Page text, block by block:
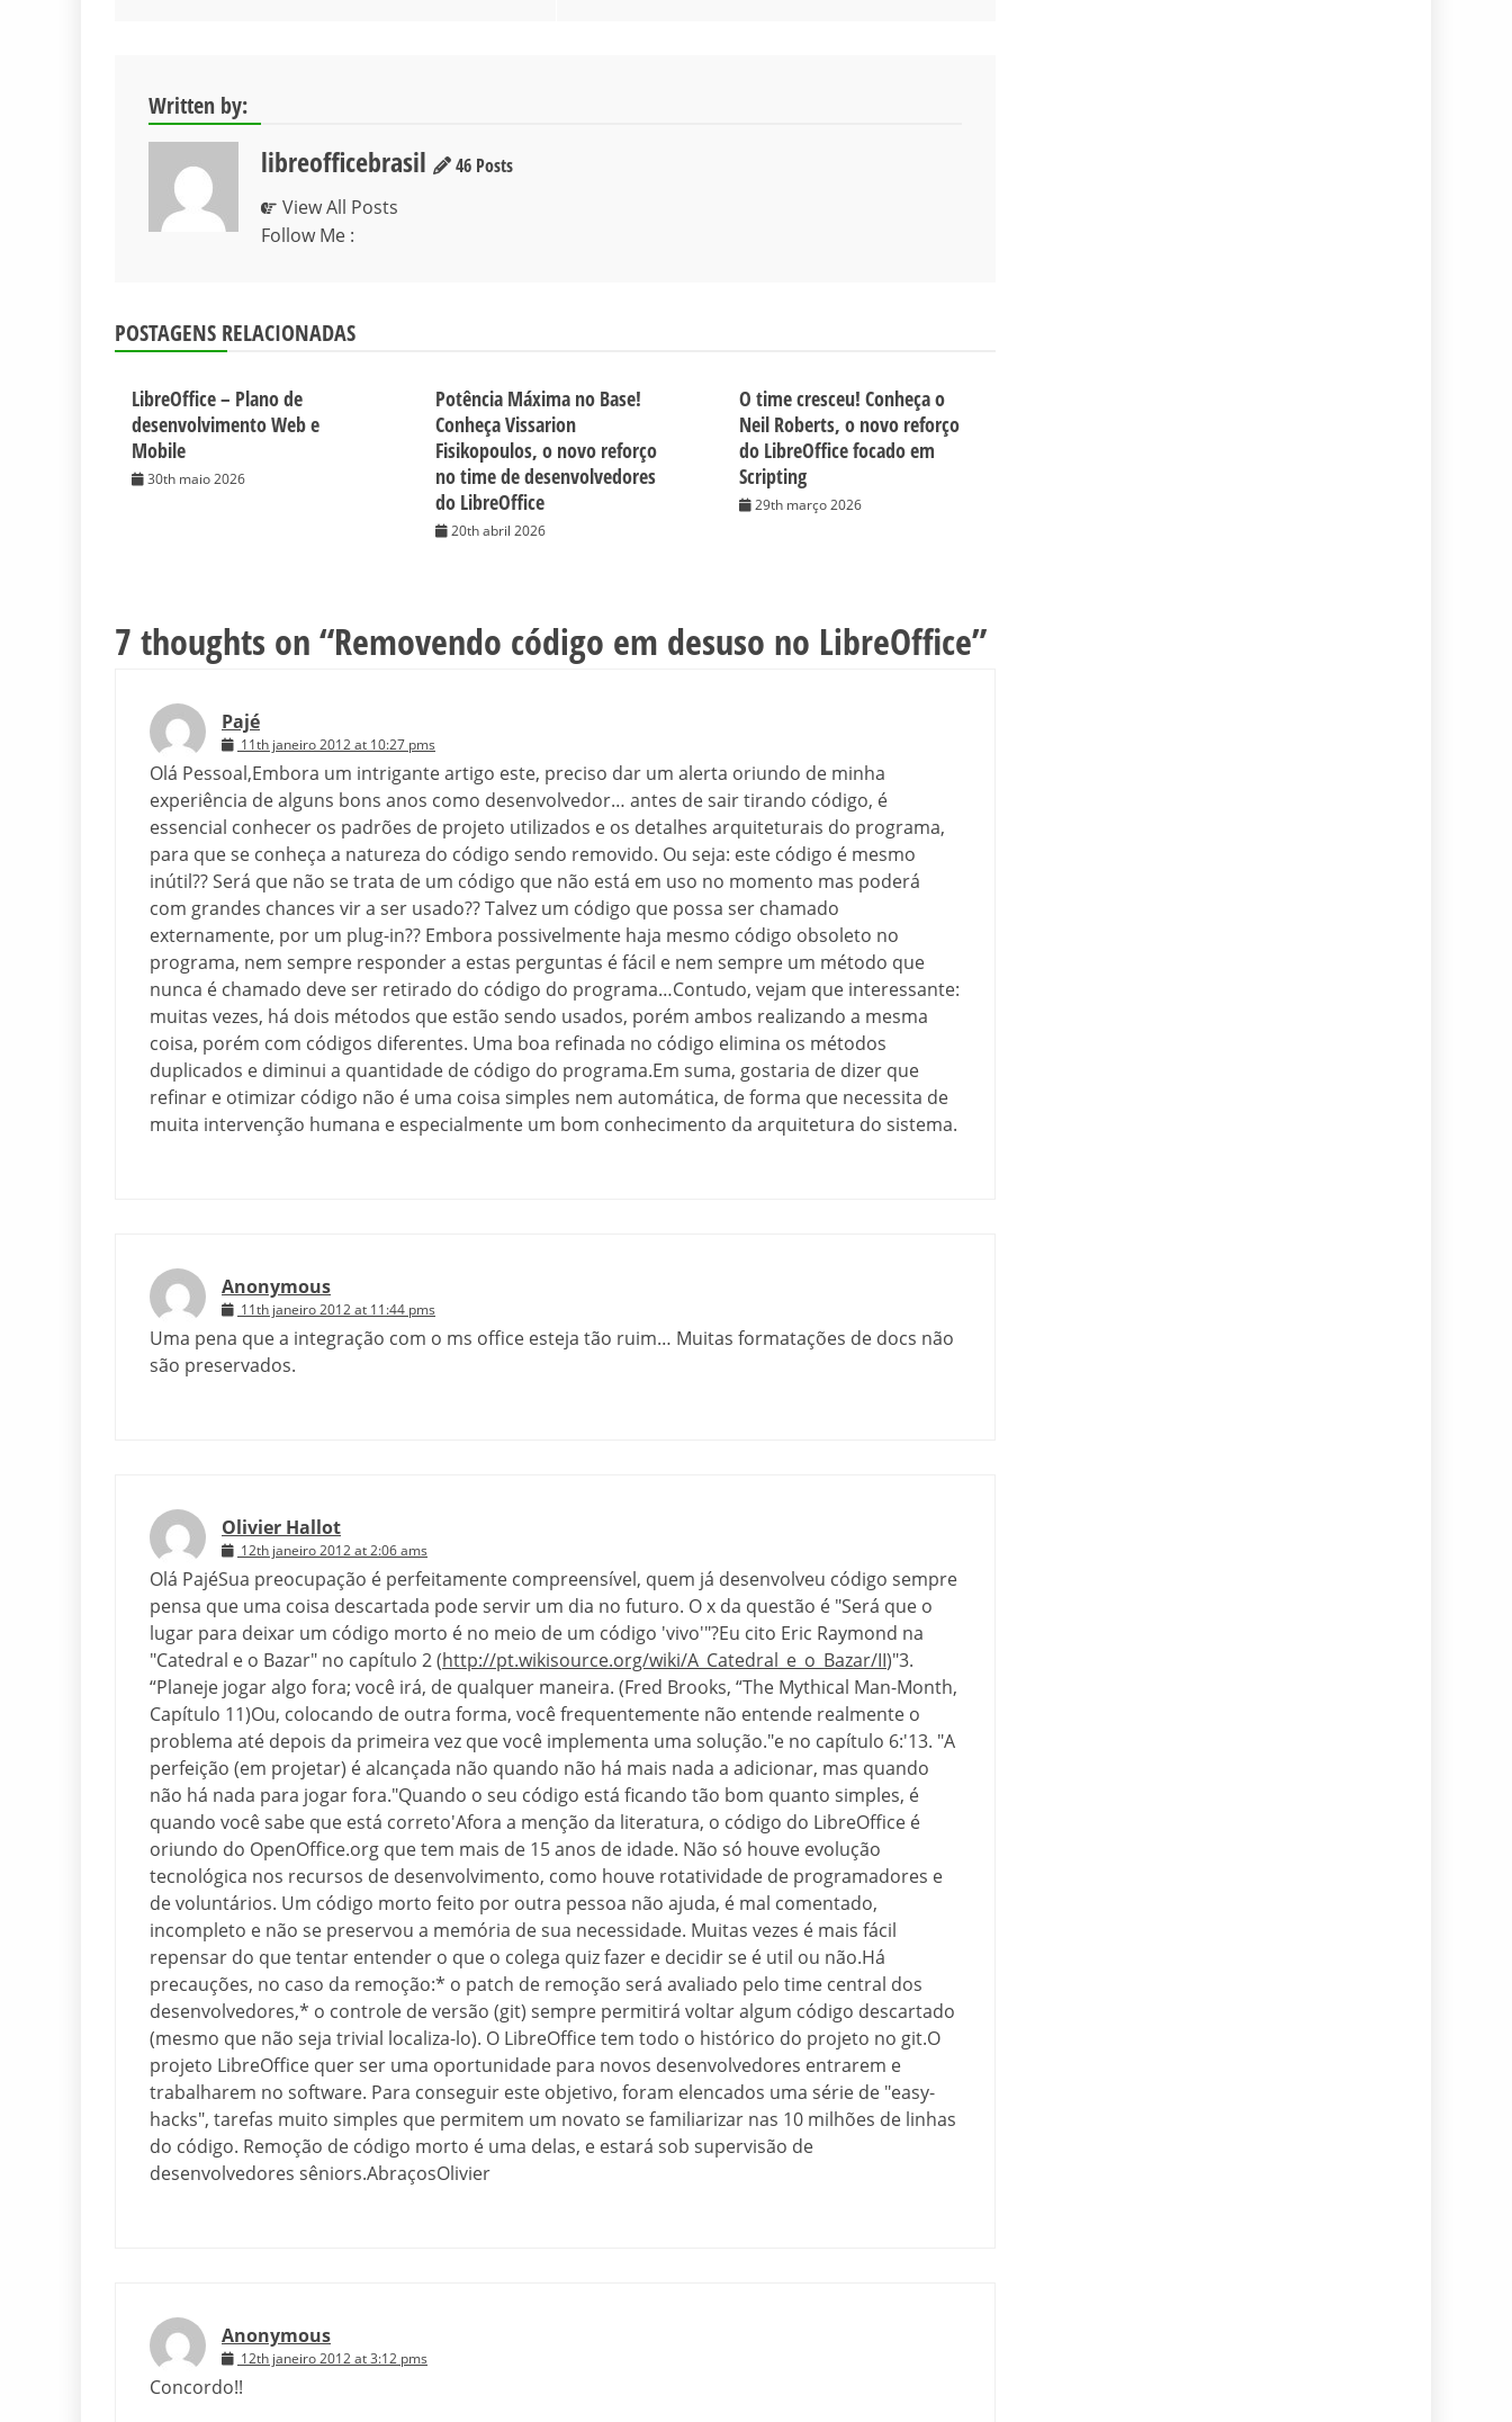
Written by:
libreofficebrasil
46 Posts
View All Posts
Follow Me :
POSTAGENS RELACIONADAS
LibreOffice – Plano de
desenvolvimento Web e
Mobile
30th maio 2026
Potência Máxima no Base!
Conheça Vissarion
Fisikopoulos, o novo reforço
no time de desenvolvedores
do LibreOffice
20th abril 2026
O time cresceu! Conheça o
Neil Roberts, o novo reforço
do LibreOffice focado em
Scripting
29th março 2026
7 thoughts on “Removendo código em desuso no LibreOffice”
Pajé
11th janeiro 2012 at 10:27 pms
Olá Pessoal,Embora um intrigante artigo este, preciso dar um alerta oriundo de minha
experiência de alguns bons anos como desenvolvedor… antes de sair tirando código, é
essencial conhecer os padrões de projeto utilizados e os detalhes arquiteturais do programa,
para que se conheça a natureza do código sendo removido. Ou seja: este código é mesmo
inútil?? Será que não se trata de um código que não está em uso no momento mas poderá
com grandes chances vir a ser usado?? Talvez um código que possa ser chamado
externamente, por um plug-in?? Embora possivelmente haja mesmo código obsoleto no
programa, nem sempre responder a estas perguntas é fácil e nem sempre um método que
nunca é chamado deve ser retirado do código do programa…Contudo, vejam que interessante:
muitas vezes, há dois métodos que estão sendo usados, porém ambos realizando a mesma
coisa, porém com códigos diferentes. Uma boa refinada no código elimina os métodos
duplicados e diminui a quantidade de código do programa.Em suma, gostaria de dizer que
refinar e otimizar código não é uma coisa simples nem automática, de forma que necessita de
muita intervenção humana e especialmente um bom conhecimento da arquitetura do sistema.
Anonymous
11th janeiro 2012 at 11:44 pms
Uma pena que a integração com o ms office esteja tão ruim… Muitas formatações de docs não
são preservados.
Olivier Hallot
12th janeiro 2012 at 2:06 ams
Olá PajéSua preocupação é perfeitamente compreensível, quem já desenvolveu código sempre
pensa que uma coisa descartada pode servir um dia no futuro. O x da questão é "Será que o
lugar para deixar um código morto é no meio de um código 'vivo'"?Eu cito Eric Raymond na
"Catedral e o Bazar" no capítulo 2 (http://pt.wikisource.org/wiki/A_Catedral_e_o_Bazar/II)"3.
“Planeje jogar algo fora; você irá, de qualquer maneira. (Fred Brooks, “The Mythical Man-Month,
Capítulo 11)Ou, colocando de outra forma, você frequentemente não entende realmente o
problema até depois da primeira vez que você implementa uma solução."e no capítulo 6:'13. "A
perfeição (em projetar) é alcançada não quando não há mais nada a adicionar, mas quando
não há nada para jogar fora."Quando o seu código está ficando tão bom quanto simples, é
quando você sabe que está correto'Afora a menção da literatura, o código do LibreOffice é
oriundo do OpenOffice.org que tem mais de 15 anos de idade. Não só houve evolução
tecnológica nos recursos de desenvolvimento, como houve rotatividade de programadores e
de voluntários. Um código morto feito por outra pessoa não ajuda, é mal comentado,
incompleto e não se preservou a memória de sua necessidade. Muitas vezes é mais fácil
repensar do que tentar entender o que o colega quiz fazer e decidir se é util ou não.Há
precauções, no caso da remoção:* o patch de remoção será avaliado pelo time central dos
desenvolvedores,* o controle de versão (git) sempre permitirá voltar algum código descartado
(mesmo que não seja trivial localiza-lo). O LibreOffice tem todo o histórico do projeto no git.O
projeto LibreOffice quer ser uma oportunidade para novos desenvolvedores entrarem e
trabalharem no software. Para conseguir este objetivo, foram elencados uma série de "easy-
hacks", tarefas muito simples que permitem um novato se familiarizar nas 10 milhões de linhas
do código. Remoção de código morto é uma delas, e estará sob supervisão de
desenvolvedores sêniors.AbraçosOlivier
Anonymous
12th janeiro 2012 at 3:12 pms
Concordo!!